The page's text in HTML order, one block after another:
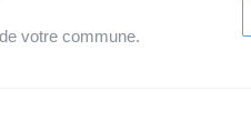
votre commune.